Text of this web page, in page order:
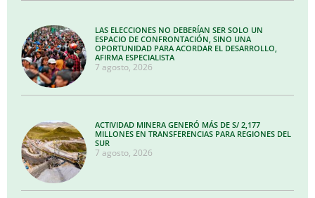
LAS ELECCIONES NO DEBERÍAN SER SOLO UN
ESPACIO DE CONFRONTACIÓN, SINO UNA
OPORTUNIDAD PARA ACORDAR EL DESARROLLO,
AFIRMA ESPECIALISTA
7 agosto, 2026
ACTIVIDAD MINERA GENERÓ MÁS DE S/ 2,177
MILLONES EN TRANSFERENCIAS PARA REGIONES DEL
SUR
7 agosto, 2026